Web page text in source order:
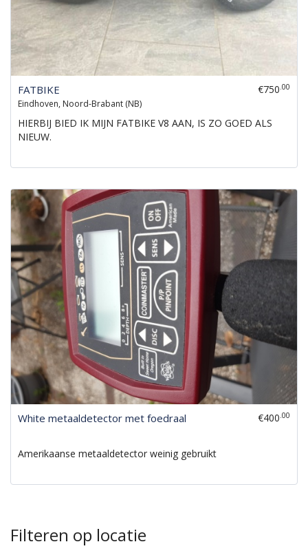
€750.00
FATBIKE
Eindhoven, Noord-Brabant (NB)
HIERBIJ BIED IK MIJN FATBIKE V8 AAN, IS ZO GOED ALS
NIEUW.
€400.00
White metaaldetector met foedraal
Amerikaanse metaaldetector weinig gebruikt
Filteren op locatie